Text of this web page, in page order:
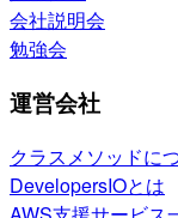
会社説明会
勉強会
運営会社
クラスメソッドに
DevelopersIOとは